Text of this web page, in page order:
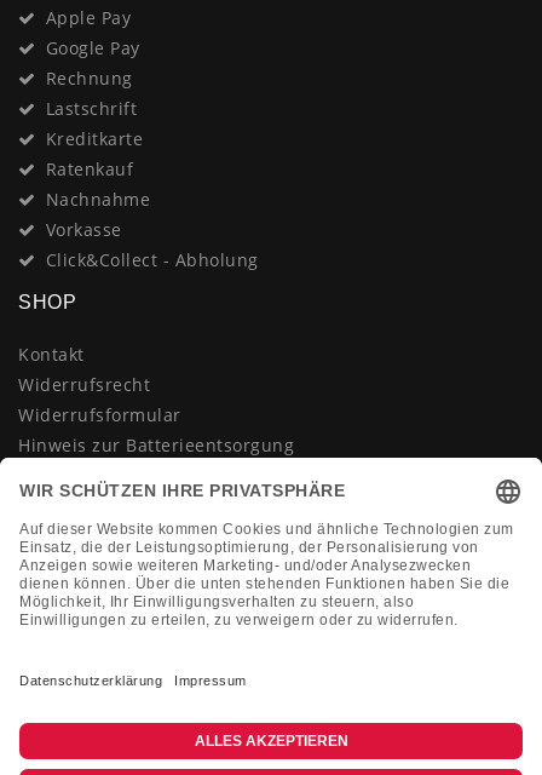
Apple Pay
Google Pay
Rechnung
Lastschrift
Kreditkarte
Ratenkauf
Nachnahme
Vorkasse
Click&Collect - Abholung
SHOP
Kontakt
Widerrufsrecht
Widerrufsformular
Hinweis zur Batterieentsorgung
Datenschutzerklärung
Impressum
Vertrag widerrufen
KONTAKT
Montag-Freitag 10:00-18:00 Uhr
+49 (0)2133 210433
shop@dienadel.de